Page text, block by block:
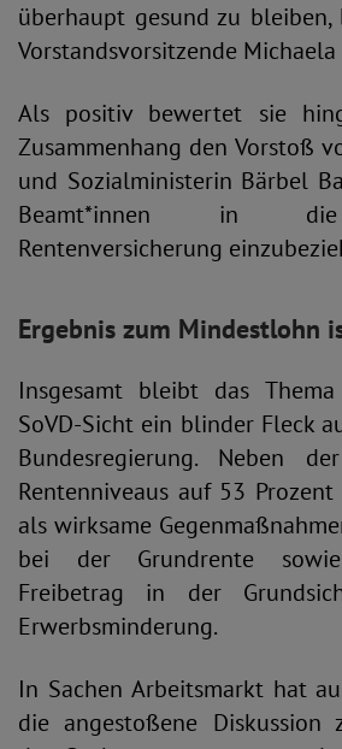
überhaupt gesund zu
Vorstandsvorsitzende Michaela
Als positiv bewertet sie
Zusammenhang den Vorstoß
und Sozialministerin Bärbel
Beamt*innen in die
Rentenversicherung
Ergebnis zum Mindestlohn
Insgesamt bleibt das
SoVD-Sicht ein blinder Fleck
Bundesregierung. Neben
Rentenniveaus auf 53
als wirksame
bei der Grundrente
Freibetrag in der
Erwerbsminderung.
In Sachen Arbeitsmarkt hat
die angestoßene Diskussion